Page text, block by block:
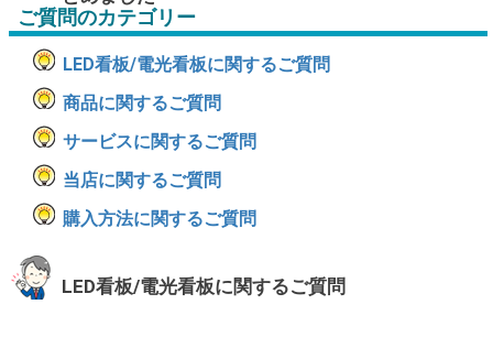
ご質問のカテゴリー
LED看板/電光看板に関するご質問
商品に関するご質問
サービスに関するご質問
当店に関するご質問
購入方法に関するご質問
LED看板/電光看板に関するご質問